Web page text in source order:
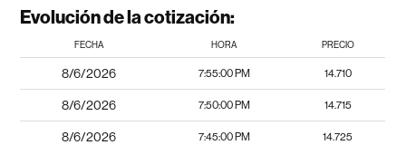
Evolución de la cotización:
FECHA HORA PRECIO
8/6/2026 7:55:00 PM 14.710
8/6/2026 7:50:00 PM 14.715
8/6/2026 7:45:00 PM 14.725